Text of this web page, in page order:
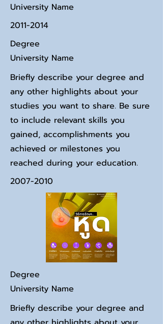
University Name
2011-2014
Degree
University Name
Briefly describe your degree and
any other highlights about your
studies you want to share. Be sure
to include relevant skills you
gained, accomplishments you
achieved or milestones you
reached during your education.
2007-2010
Degree
University Name
Briefly describe your degree and